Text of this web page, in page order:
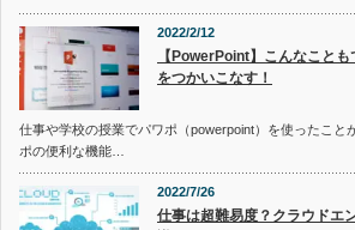
2022/2/12
【PowerPoint】こんなこと
をつかいこなす！
仕事や学校の授業でパワポ（powerpoint）を使ったこと
ポの便利な機能…
2022/7/26
仕事は超難易度？クラウドエ